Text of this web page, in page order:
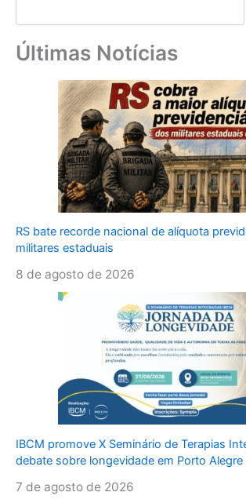
Últimas Notícias
RS bate recorde nacional de alíquota
militares estaduais
8 de agosto de 2026
IBCM promove X Seminário de Terapias
debate sobre longevidade em Porto Alegre
7 de agosto de 2026